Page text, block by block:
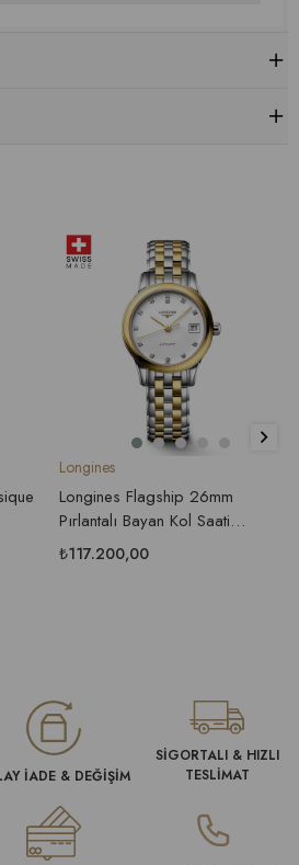
Longines
Longines Flagship 26mm
Pırlantalı Bayan Kol Saati
L4.274.3.27.7
₺117.200,00
İADE & DEĞİŞİM
SİGORTALI & HIZLI
TESLİMAT